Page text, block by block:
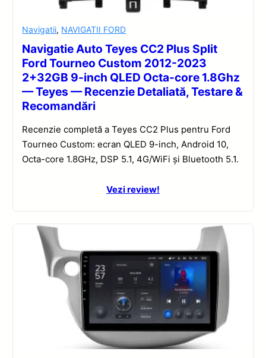
Navigatii, NAVIGATII FORD
Navigatie Auto Teyes CC2 Plus Split
Ford Tourneo Custom 2012-2023
2+32GB 9-inch QLED Octa-core 1.8Ghz
— Teyes — Recenzie Detaliată, Testare &
Recomandări
Recenzie completă a Teyes CC2 Plus pentru Ford
Tourneo Custom: ecran QLED 9-inch, Android 10,
Octa-core 1.8GHz, DSP 5.1, 4G/WiFi și Bluetooth 5.1.
Vezi review!